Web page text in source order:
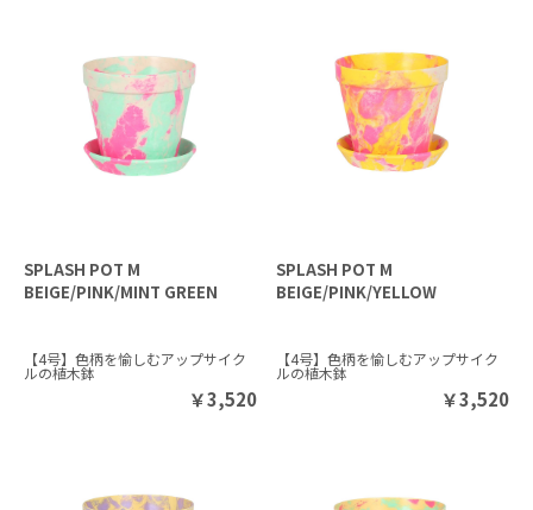
SPLASH POT M
BEIGE/PINK/MINT GREEN
【4号】色柄を愉しむアップサイク
ルの植木鉢
￥3,520
SPLASH POT M
BEIGE/PINK/YELLOW
【4号】色柄を愉しむアップサイク
ルの植木鉢
￥3,520